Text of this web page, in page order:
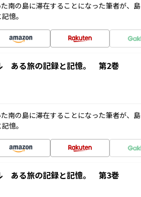
南の島に滞在することになった筆者が、
憶。
ある旅の記録と記憶。 第2巻
南の島に滞在することになった筆者が、
憶。
ある旅の記録と記憶。 第3巻